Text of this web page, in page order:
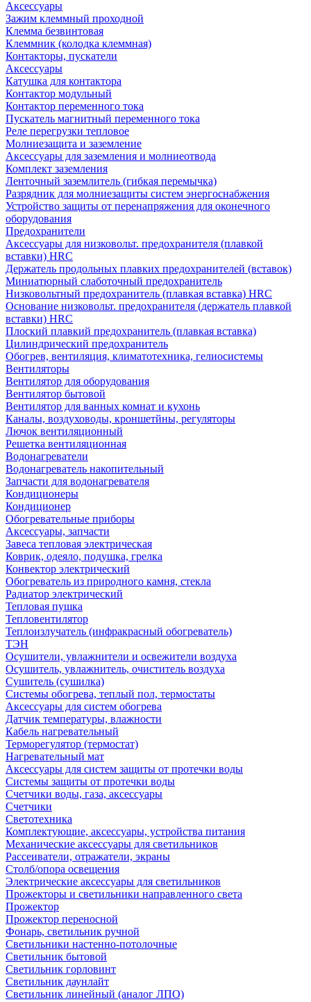
Аксессуары
Зажим клеммный проходной
Клемма безвинтовая
Клеммник (колодка клеммная)
Контакторы, пускатели
Аксессуары
Катушка для контактора
Контактор модульный
Контактор переменного тока
Пускатель магнитный переменного тока
Реле перегрузки тепловое
Молниезащита и заземление
Аксессуары для заземления и молниеотвода
Комплект заземления
Ленточный заземлитель (гибкая перемычка)
Разрядник для молниезащиты систем энергоснабжения
Устройство защиты от перенапряжения для оконечного
оборудования
Предохранители
Аксессуары для низковольт. предохранителя (плавкой
вставки) HRC
Держатель продольных плавких предохранителей (вставок)
Миниатюрный слаботочный предохранитель
Низковольтный предохранитель (плавкая вставка) HRC
Основание низковольт. предохранителя (держатель плавкой
вставки) HRC
Плоский плавкий предохранитель (плавкая вставка)
Цилиндрический предохранитель
Обогрев, вентиляция, климатотехника, гелиосистемы
Вентиляторы
Вентилятор для оборудования
Вентилятор бытовой
Вентилятор для ванных комнат и кухонь
Каналы, воздуховоды, кроншетйны, регуляторы
Лючок вентиляционный
Решетка вентиляционная
Водонагреватели
Водонагреватель накопительный
Запчасти для водонагревателя
Кондиционеры
Кондиционер
Обогревательные приборы
Аксессуары, запчасти
Завеса тепловая электрическая
Коврик, одеяло, подушка, грелка
Конвектор электрический
Обогреватель из природного камня, стекла
Радиатор электрический
Тепловая пушка
Тепловентилятор
Теплоизлучатель (инфракрасный обогреватель)
ТЭН
Осушители, увлажнители и освежители воздуха
Осушитель, увлажнитель, очиститель воздуха
Сушитель (сушилка)
Системы обогрева, теплый пол, термостаты
Аксессуары для систем обогрева
Датчик температуры, влажности
Кабель нагревательный
Терморегулятор (термостат)
Нагревательный мат
Аксессуары для систем защиты от протечки воды
Системы защиты от протечки воды
Счетчики воды, газа, аксессуары
Счетчики
Светотехника
Комплектующие, аксессуары, устройства питания
Механические аксессуары для светильников
Рассеиватели, отражатели, экраны
Столб/опора освещения
Электрические аксессуары для светильников
Прожекторы и светильники направленного света
Прожектор
Прожектор переносной
Фонарь, светильник ручной
Светильники настенно-потолочные
Светильник бытовой
Светильник горловинт
Светильник даунлайт
Светильник линейный (аналог ЛПО)